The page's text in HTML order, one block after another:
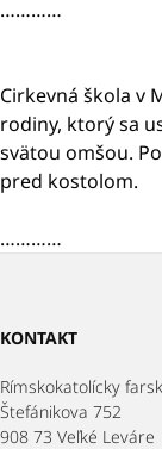
…………
Cirkevná škola v
rodiny, ktorý sa
svätou omšou.
pred kostolom.
…………
KONTAKT
Rímskokatolícky
Štefánikova 752
908 73 Veľké Leváre